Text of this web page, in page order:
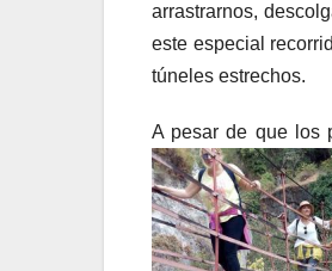
arrastrarnos,
este especial
túneles estrechos.
A pesar de que los